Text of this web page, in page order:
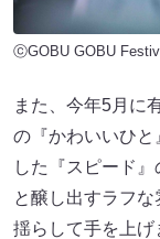
ⓒGOBU GOBU
また、今年5月に
の『かわいいひ
した『スピード
と醸し出すラフ
揺らして手を上